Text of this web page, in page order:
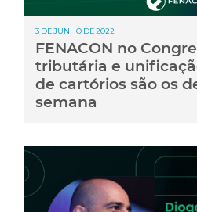
3 DE JUNHO DE 2022
FENACON no
tributária e
de cartórios são os
semana